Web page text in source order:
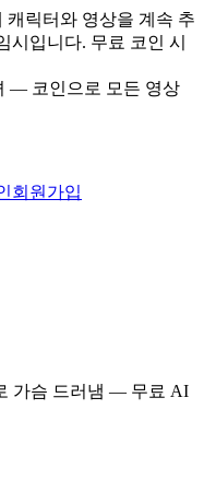
릭터와 영상을 계속 추
시입니다. 무료 코인 시
— 코인으로 모든 영상
회원가입
가슴 드러냄 — 무료 AI